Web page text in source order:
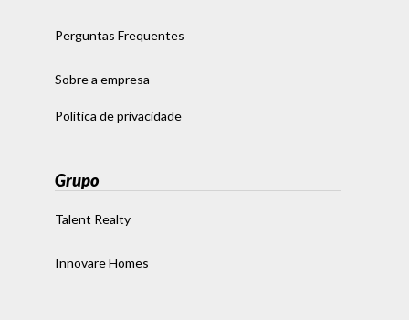
Perguntas Frequentes
Sobre a empresa
Política de privacidade
Grupo
Talent Realty
Innovare Homes